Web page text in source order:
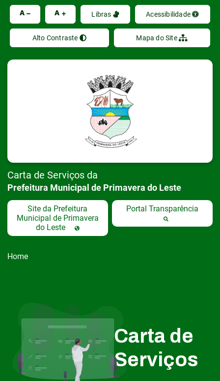
A A Libras Acessibilidade
Alto Contraste Mapa do Site
Carta de Serviços da
Prefeitura Municipal de Primavera do Leste
Site da Prefeitura
Municipal de Primavera
do Leste
Portal Transparência
Home
Carta de
Serviços